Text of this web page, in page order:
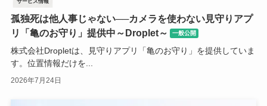
孤独死は他人事じゃない──カメラを使わない見守りアプ
リ「亀のお守り」提供中～Droplet～
一般公開
株式会社Dropletは、見守りアプリ「亀のお守り」を提供していま
す。位置情報だけを...
2026年7月24日